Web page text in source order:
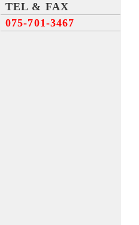
TEL & FAX
075-701-3467